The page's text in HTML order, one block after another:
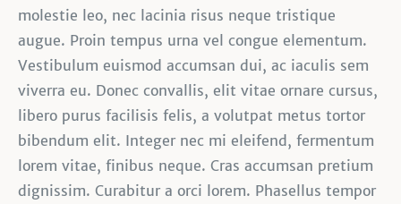
molestie leo, nec lacinia risus neque tristique
augue. Proin tempus urna vel congue elementum.
Vestibulum euismod accumsan dui, ac iaculis sem
viverra eu. Donec convallis, elit vitae ornare cursus,
libero purus facilisis felis, a volutpat metus tortor
bibendum elit. Integer nec mi eleifend, fermentum
lorem vitae, finibus neque. Cras accumsan pretium
dignissim. Curabitur a orci lorem. Phasellus tempor